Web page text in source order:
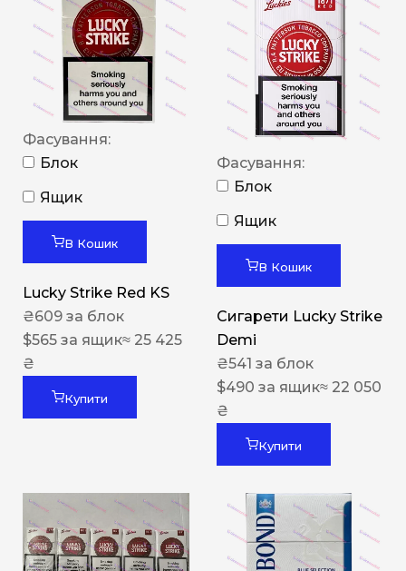
Фасування:
Блок
Ящик
В Кошик
Lucky Strike Red KS
₴609 за блок
$565 за ящик≈ 25 425
₴
Купити
Фасування:
Блок
Ящик
В Кошик
Сигарети Lucky Strike
Demi
₴541 за блок
$490 за ящик≈ 22 050
₴
Купити